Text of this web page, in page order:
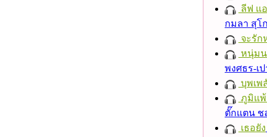
ลีฟ แอ
กมลา สุโ
จะรัก
หนุ่มน
พงศธร-เ
บุพเพ
ภูมิแพ้
ตั๊กแตน ช
เธอยัง